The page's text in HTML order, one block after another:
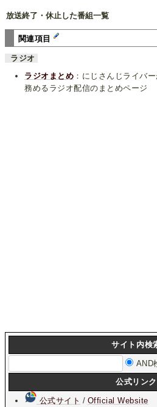
放送終了・休止した番組一覧
関連項目
ラジオ
ラジオまとめ ：にじさんじライバ
務めるラジオ配信のまとめページ
サイト内検
AND
公式リンク
公式サイト / Official Website